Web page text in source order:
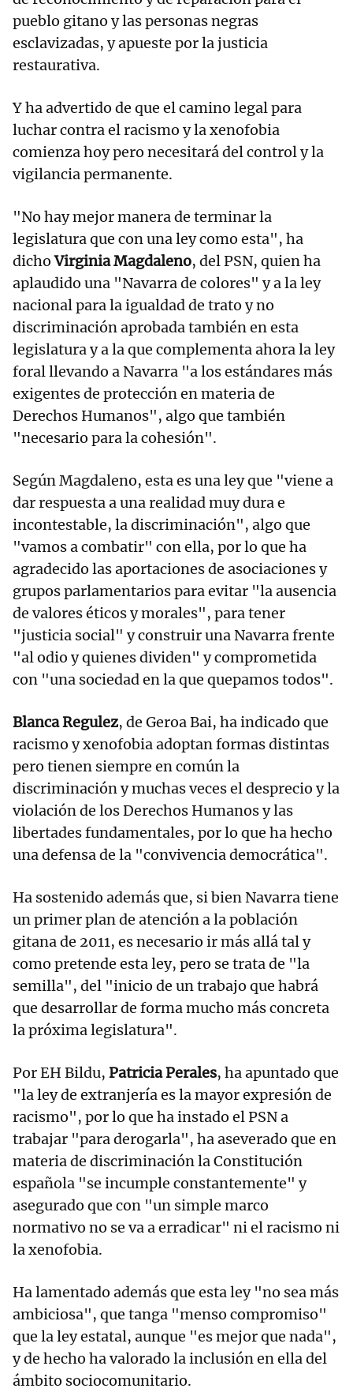
pueblo gitano y las personas negras
esclavizadas, y apueste por la justicia
restaurativa.
Y ha advertido de que el camino legal para
luchar contra el racismo y la xenofobia
comienza hoy pero necesitará del control y la
vigilancia permanente.
"No hay mejor manera de terminar la
legislatura que con una ley como esta", ha
dichoVirginia Magdaleno, del PSN, quien ha
aplaudido una "Navarra de colores" y a la ley
nacional para la igualdad de trato y no
discriminación aprobada también en esta
legislatura y a la que complementa ahora la ley
foral llevando a Navarra "a los estándares más
exigentes de protección en materia de
Derechos Humanos", algo que también
"necesario para la cohesión".
Según Magdaleno, esta es una ley que "viene a
dar respuesta a una realidad muy dura e
incontestable, la discriminación", algo que
"vamos a combatir" con ella, por lo que ha
agradecido las aportaciones de asociaciones y
grupos parlamentarios para evitar "la ausencia
de valores éticos y morales", para tener
"justicia social" y construir una Navarra frente
"al odio y quienes dividen" y comprometida
con "una sociedad en la que quepamos todos".
Blanca Regulez, de Geroa Bai, ha indicado que
racismo y xenofobia adoptan formas distintas
pero tienen siempre en común la
discriminación y muchas veces el desprecio y la
violación de los Derechos Humanos y las
libertades fundamentales, por lo que ha hecho
una defensa de la "convivencia democrática".
Ha sostenido además que, si bien Navarra tiene
un primer plan de atención a la población
gitana de 2011, es necesario ir más allá tal y
como pretende esta ley, pero se trata de "la
semilla", del "inicio de un trabajo que habrá
que desarrollar de forma mucho más concreta
la próxima legislatura".
Por EH Bildu, Patricia Perales, ha apuntado que
"la ley de extranjería es la mayor expresión de
racismo", por lo que ha instado el PSN a
trabajar "para derogarla", ha aseverado que en
materia de discriminación la Constitución
española "se incumple constantemente" y
asegurado que con "un simple marco
normativo no se va a erradicar" ni el racismo ni
la xenofobia.
Ha lamentado además que esta ley "no sea más
ambiciosa", que tanga "menso compromiso"
que la ley estatal, aunque "es mejor que nada",
y de hecho ha valorado la inclusión en ella del
ámbito sociocomunitario.